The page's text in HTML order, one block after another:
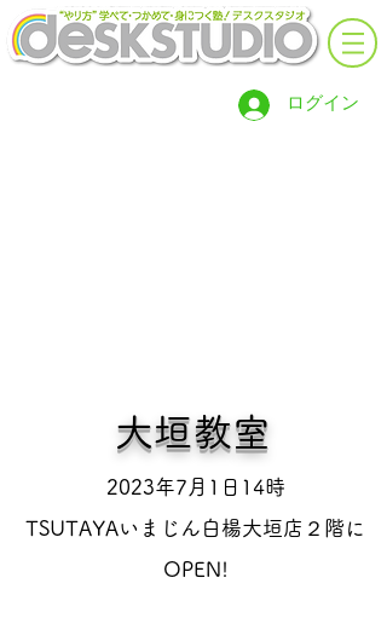
ログイン
​大垣教室
2023年7月1日14時
TSUTAYAいまじん白楊大垣店２階に
OPEN!